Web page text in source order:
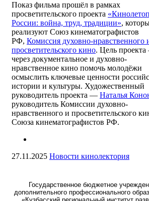
Показ фильма прошёл в рамках
просветительского проекта
России: война, труд, традиции»,
реализуют Союз кинематографистов
РФ, Комиссия духовно-нравственного
просветительского кино. Цель
через документальное и духовно-
нравственное кино помочь молодёжи
осмыслить ключевые ценности
истории и культуры. Художественный
руководитель проекта — Наталья
руководитель Комиссии духовно-
нравственного и просветительского
Союза кинематографистов РФ.
27.11.2025 Новости кинолектория
Государственное бюджетное
дополнительного профессионального